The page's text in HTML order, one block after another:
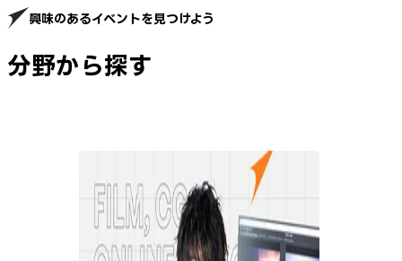
興味のあるイベントを見つけよう
分野から探す